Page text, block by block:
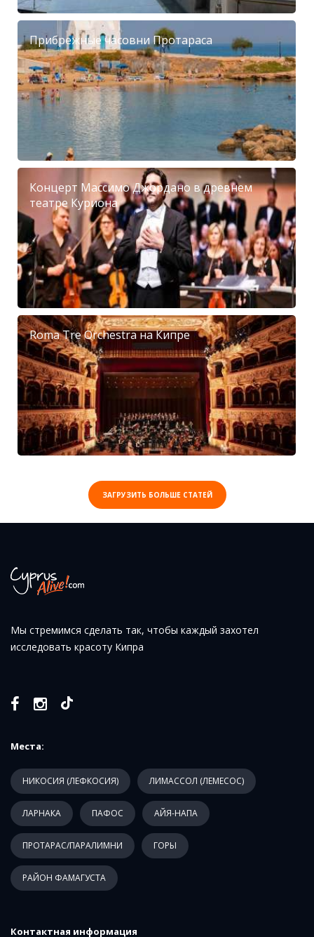
Прибрежные часовни Протараса
Концерт Массимо Джордано в древнем
театре Куриона
Roma Tre Orchestra на Кипре
ЗАГРУЗИТЬ БОЛЬШЕ СТАТЕЙ
Мы стремимся сделать так, чтобы каждый захотел
исследовать красоту Кипра
Места:
НИКОСИЯ (ЛЕФКОСИЯ) ЛИМАССОЛ (ЛЕМЕСОС)
ЛАРНАКА ПАФОС АЙЯ-НАПА
ПРОТАРАС/ПАРАЛИМНИ ГОРЫ
РАЙОН ФАМАГУСТА
Контактная информация